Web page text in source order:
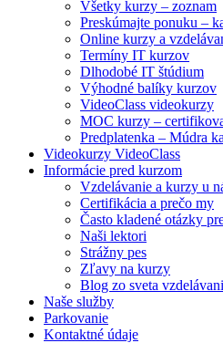
Všetky kurzy – zoznam
Preskúmajte ponuku –
Online kurzy a
Termíny IT kurzov
Dlhodobé IT štúdium
Výhodné balíky kurzov
VideoClass videokurzy
MOC kurzy –
Predplatenka – Múdra
Videokurzy VideoClass
Informácie pred kurzom
Vzdelávanie a kurzy u
Certifikácia a prečo my
Často kladené otázky
Naši lektori
Strážny pes
Zľavy na kurzy
Blog zo sveta
Naše služby
Parkovanie
Kontaktné údaje